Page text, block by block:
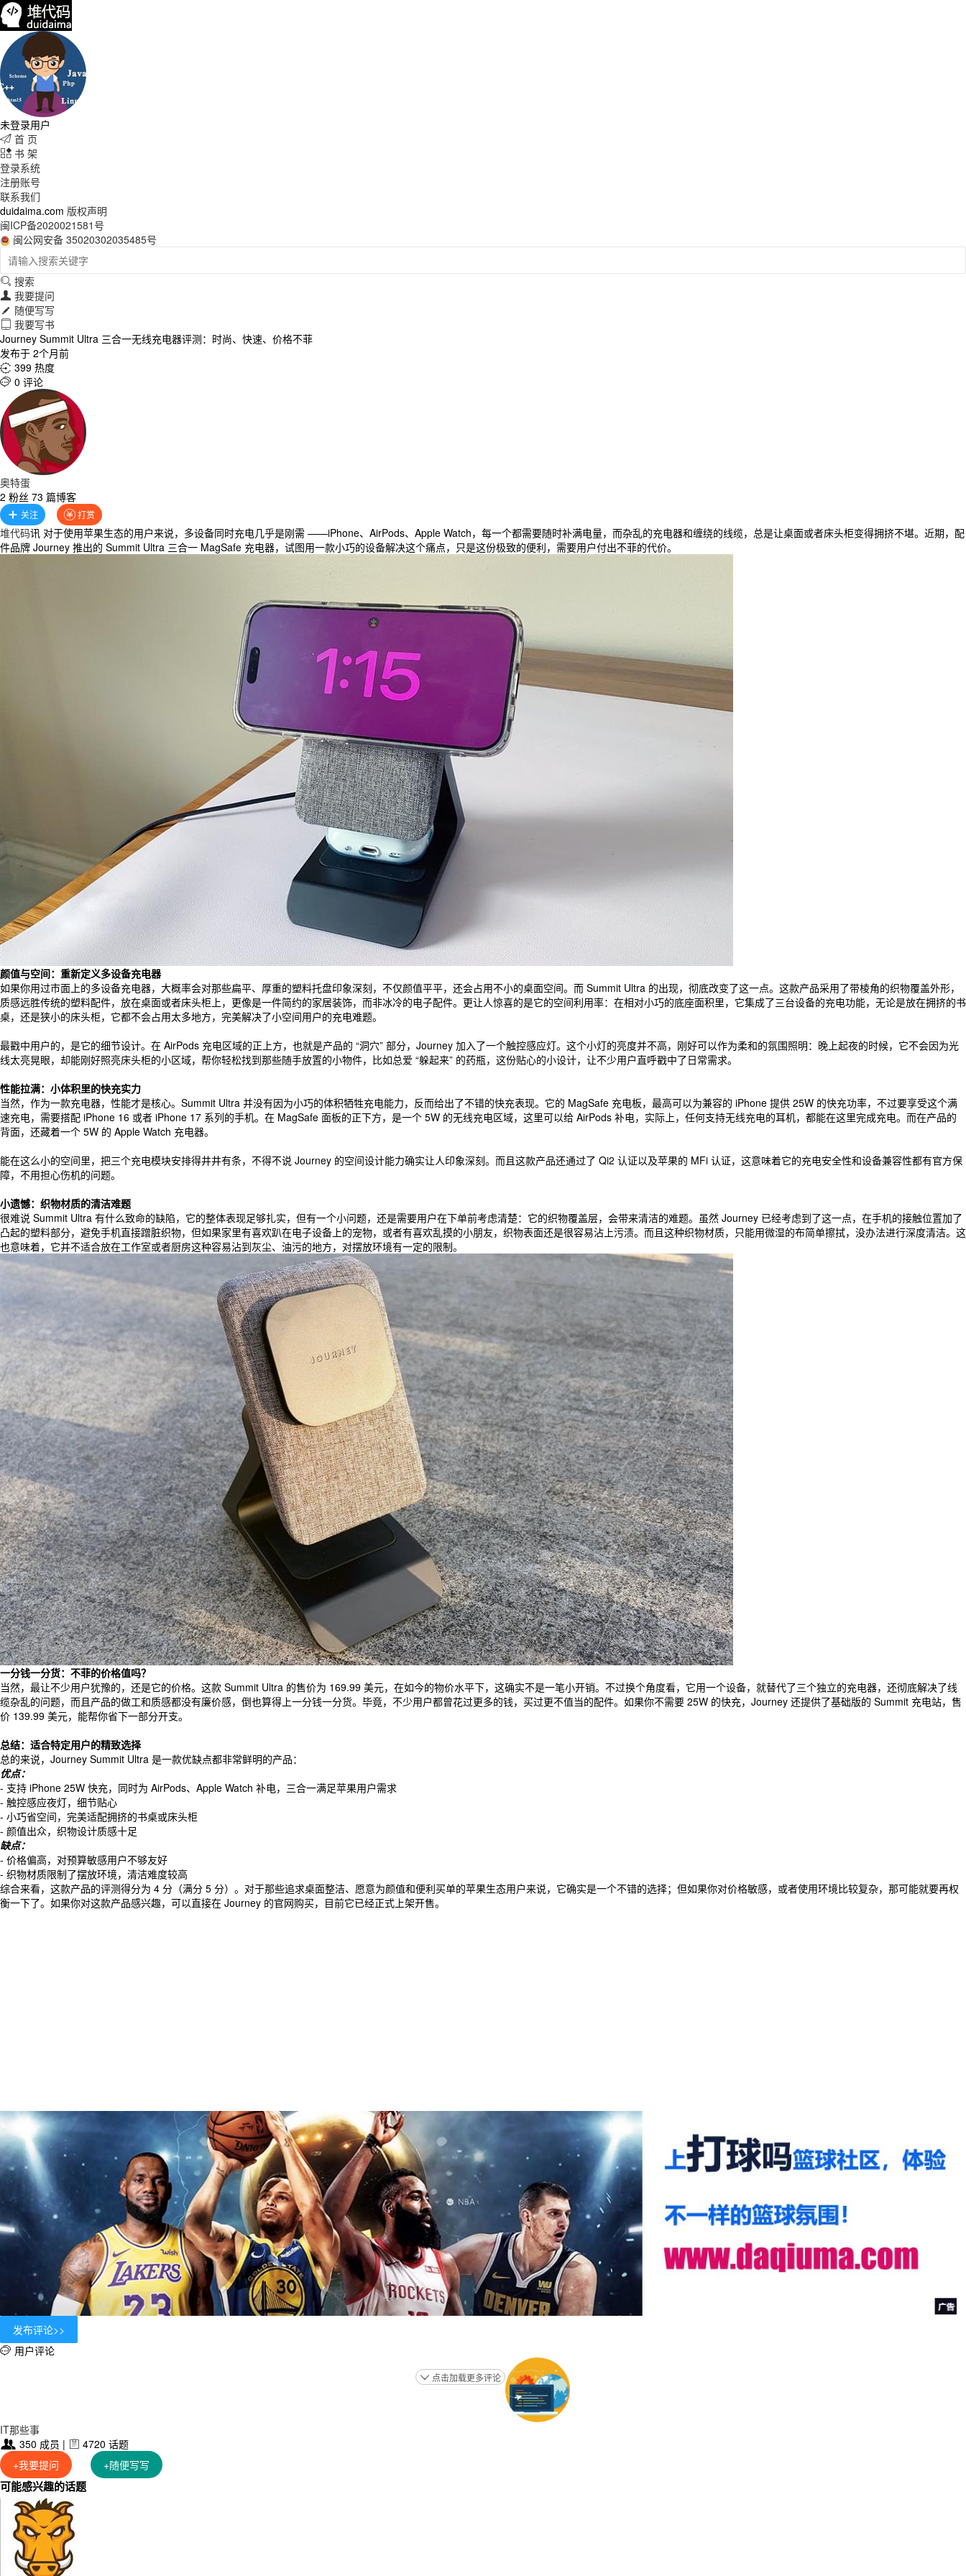
未登录用户
 首 页
 书 架
登录系统
注册账号
联系我们
duidaima.com 版权声明
闽ICP备2020021581号
闽公网安备 35020302035485号
 搜索
 我要提问
 随便写写
 我要写书
Journey Summit Ultra 三合一无线充电器评测：时尚、快速、价格不菲
发布于 2个月前
 399 热度
 0 评论
奥特蛋
2 粉丝 73 篇博客
 关注 打赏
堆代码讯 对于使用苹果生态的用户来说，多设备同时充电几乎是刚需 ——iPhone、AirPods、Apple Watch，每一个都需要随时补满电量，而杂乱的充电器和缠绕的线缆，总是让桌面或者床头柜变得拥挤不堪。近期，配
件品牌 Journey 推出的 Summit Ultra 三合一 MagSafe 充电器，试图用一款小巧的设备解决这个痛点，只是这份极致的便利，需要用户付出不菲的代价。
颜值与空间：重新定义多设备充电器
如果你用过市面上的多设备充电器，大概率会对那些扁平、厚重的塑料托盘印象深刻，不仅颜值平平，还会占用不小的桌面空间。而 Summit Ultra 的出现，彻底改变了这一点。这款产品采用了带棱角的织物覆盖外形，
质感远胜传统的塑料配件，放在桌面或者床头柜上，更像是一件简约的家居装饰，而非冰冷的电子配件。更让人惊喜的是它的空间利用率：在相对小巧的底座面积里，它集成了三台设备的充电功能，无论是放在拥挤的书
桌，还是狭小的床头柜，它都不会占用太多地方，完美解决了小空间用户的充电难题。
最戳中用户的，是它的细节设计。在 AirPods 充电区域的正上方，也就是产品的 “洞穴” 部分，Journey 加入了一个触控感应灯。这个小灯的亮度并不高，刚好可以作为柔和的氛围照明：晚上起夜的时候，它不会因为光
线太亮晃眼，却能刚好照亮床头柜的小区域，帮你轻松找到那些随手放置的小物件，比如总爱 “躲起来” 的药瓶，这份贴心的小设计，让不少用户直呼戳中了日常需求。
性能拉满：小体积里的快充实力
当然，作为一款充电器，性能才是核心。Summit Ultra 并没有因为小巧的体积牺牲充电能力，反而给出了不错的快充表现。它的 MagSafe 充电板，最高可以为兼容的 iPhone 提供 25W 的快充功率，不过要享受这个满
速充电，需要搭配 iPhone 16 或者 iPhone 17 系列的手机。在 MagSafe 面板的正下方，是一个 5W 的无线充电区域，这里可以给 AirPods 补电，实际上，任何支持无线充电的耳机，都能在这里完成充电。而在产品的
背面，还藏着一个 5W 的 Apple Watch 充电器。
能在这么小的空间里，把三个充电模块安排得井井有条，不得不说 Journey 的空间设计能力确实让人印象深刻。而且这款产品还通过了 Qi2 认证以及苹果的 MFi 认证，这意味着它的充电安全性和设备兼容性都有官方保
障，不用担心伤机的问题。
小遗憾：织物材质的清洁难题
很难说 Summit Ultra 有什么致命的缺陷，它的整体表现足够扎实，但有一个小问题，还是需要用户在下单前考虑清楚：它的织物覆盖层，会带来清洁的难题。虽然 Journey 已经考虑到了这一点，在手机的接触位置加了
凸起的塑料部分，避免手机直接蹭脏织物，但如果家里有喜欢趴在电子设备上的宠物，或者有喜欢乱摸的小朋友，织物表面还是很容易沾上污渍。而且这种织物材质，只能用微湿的布简单擦拭，没办法进行深度清洁。这
也意味着，它并不适合放在工作室或者厨房这种容易沾到灰尘、油污的地方，对摆放环境有一定的限制。
一分钱一分货：不菲的价格值吗？
当然，最让不少用户犹豫的，还是它的价格。这款 Summit Ultra 的售价为 169.99 美元，在如今的物价水平下，这确实不是一笔小开销。不过换个角度看，它用一个设备，就替代了三个独立的充电器，还彻底解决了线
缆杂乱的问题，而且产品的做工和质感都没有廉价感，倒也算得上一分钱一分货。毕竟，不少用户都曾花过更多的钱，买过更不值当的配件。如果你不需要 25W 的快充，Journey 还提供了基础版的 Summit 充电站，售
价 139.99 美元，能帮你省下一部分开支。
总结：适合特定用户的精致选择
总的来说，Journey Summit Ultra 是一款优缺点都非常鲜明的产品：
优点：
- 支持 iPhone 25W 快充，同时为 AirPods、Apple Watch 补电，三合一满足苹果用户需求
- 触控感应夜灯，细节贴心
- 小巧省空间，完美适配拥挤的书桌或床头柜
- 颜值出众，织物设计质感十足
缺点：
- 价格偏高，对预算敏感用户不够友好
- 织物材质限制了摆放环境，清洁难度较高
综合来看，这款产品的评测得分为 4 分（满分 5 分）。对于那些追求桌面整洁、愿意为颜值和便利买单的苹果生态用户来说，它确实是一个不错的选择；但如果你对价格敏感，或者使用环境比较复杂，那可能就要再权
衡一下了。如果你对这款产品感兴趣，可以直接在 Journey 的官网购买，目前它已经正式上架开售。
 用户评论
 点击加载更多评论
IT那些事
 350 成员 |  4720 话题
+我要提问
+随便写写
可能感兴趣的话题